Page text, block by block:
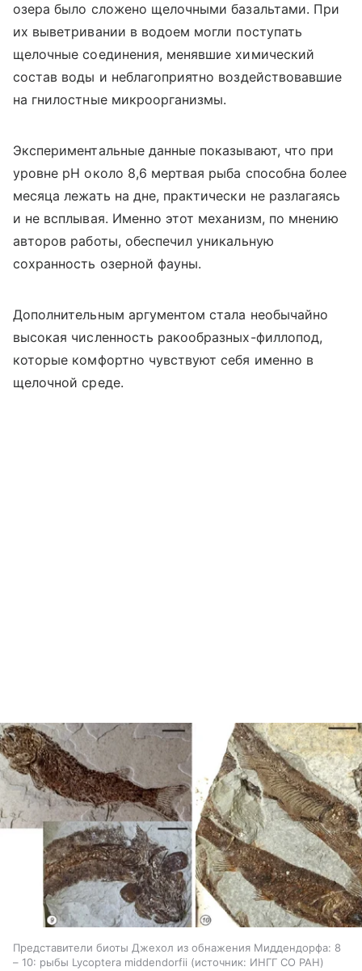
озера было сложено щелочными базальтами. При
их выветривании в водоем могли поступать
щелочные соединения, менявшие химический
состав воды и неблагоприятно воздействовавшие
на гнилостные микроорганизмы.
Экспериментальные данные показывают, что при
уровне pH около 8,6 мертвая рыба способна более
месяца лежать на дне, практически не разлагаясь
и не всплывая. Именно этот механизм, по мнению
авторов работы, обеспечил уникальную
сохранность озерной фауны.
Дополнительным аргументом стала необычайно
высокая численность ракообразных-филлопод,
которые комфортно чувствуют себя именно в
щелочной среде.
Представители биоты Джехол из обнажения Миддендорфа: 8
– 10: рыбы Lycoptera middendorfii
источник: ИНГГ СО РАН